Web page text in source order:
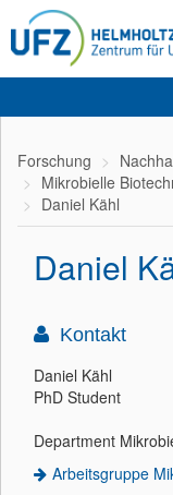
Forschung
Mikrobielle
Daniel Kähl
Daniel
Kontakt
Daniel Kähl
PhD Student
Department
Arbeitsgruppe